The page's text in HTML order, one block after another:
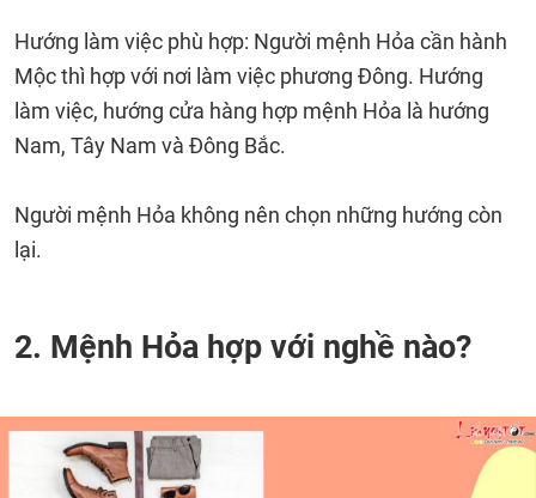
Hướng làm việc phù hợp: Người mệnh Hỏa cần hành
Mộc thì hợp với nơi làm việc phương Đông. Hướng
làm việc, hướng cửa hàng hợp mệnh Hỏa là hướng
Nam, Tây Nam và Đông Bắc.
Người mệnh Hỏa không nên chọn những hướng còn
lại.
2. Mệnh Hỏa hợp với nghề nào?